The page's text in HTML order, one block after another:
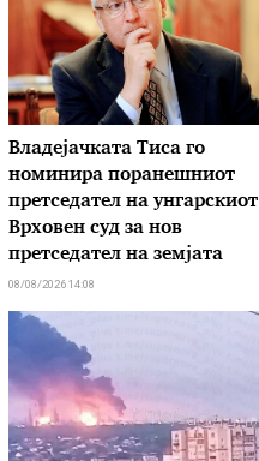
Владејачката Тиса го
номинира поранешниот
претседател на унгарскиот
Врховен суд за нов
претседател на земјата
08/08/2026 14:08